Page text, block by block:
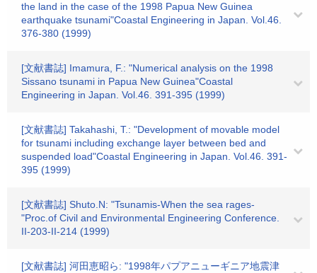
the land in the case of the 1998 Papua New Guinea
earthquake tsunami"Coastal Engineering in Japan. Vol.46.
376-380 (1999)
[文献書誌] Imamura, F.: "Numerical analysis on the 1998
Sissano tsunami in Papua New Guinea"Coastal
Engineering in Japan. Vol.46. 391-395 (1999)
[文献書誌] Takahashi, T.: "Development of movable model
for tsunami including exchange layer between bed and
suspended load"Coastal Engineering in Japan. Vol.46. 391-
395 (1999)
[文献書誌] Shuto.N: "Tsunamis-When the sea rages-
"Proc.of Civil and Environmental Engineering Conference.
II-203-II-214 (1999)
[文献書誌] 河田恵昭ら: "1998年パプアニューギニア地震津